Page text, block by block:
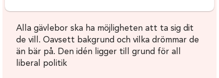
Alla gävlebor ska ha möjligheten att ta sig dit
de vill. Oavsett bakgrund och vilka drömmar de
än bär på. Den idén ligger till grund för all
liberal politik